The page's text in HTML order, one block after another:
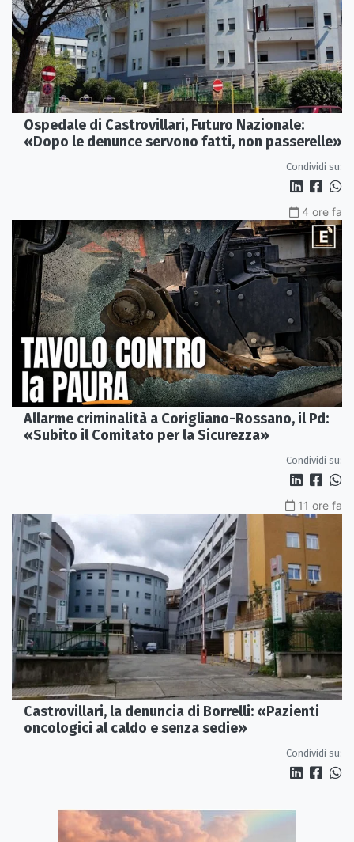
Ospedale di Castrovillari, Futuro Nazionale:
«Dopo le denunce servono fatti, non passerelle»
Condividi su:
4 ore fa
Allarme criminalità a Corigliano-Rossano, il Pd:
«Subito il Comitato per la Sicurezza»
Condividi su:
11 ore fa
Castrovillari, la denuncia di Borrelli: «Pazienti
oncologici al caldo e senza sedie»
Condividi su: